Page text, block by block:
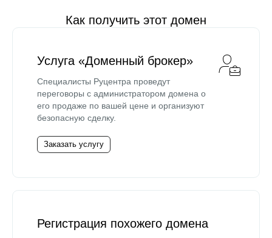
Как получить этот домен
Услуга «Доменный брокер»
Специалисты Руцентра проведут
переговоры с администратором домена о
его продаже по вашей цене и организуют
безопасную сделку.
Заказать услугу
Регистрация похожего домена